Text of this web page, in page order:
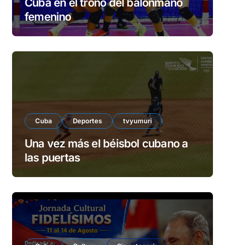
femenino
Cuba Deportes tvyumuri
Una vez más el béisbol cubano a
las puertas